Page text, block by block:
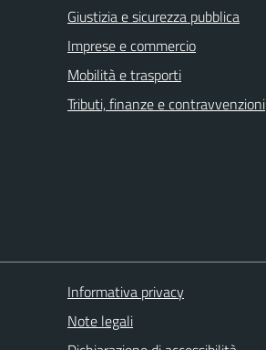
Giustizia e sicurezza pubblica
Imprese e commercio
Mobilità e trasporti
Tributi, finanze e contravvenzioni
Informativa privacy
Note legali